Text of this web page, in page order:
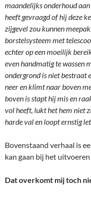
maandelijks onderhoud
heeft gevraagd of hij deze
zijgevel zou kunnen
borstelsysteem met
echter op een moeilijk
even handmatig te wassen
ondergrond is niet bestraat
neer en klimt naar boven
boven is stapt hij mis en
vol heeft, lukt het hem niet
harde val en loopt ernstig
Bovenstaand verhaal is
kan gaan bij het
Dat overkomt mij toch